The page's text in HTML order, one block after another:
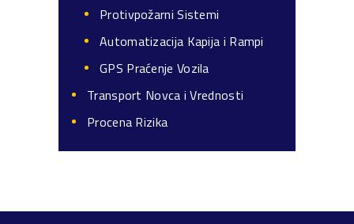
Protivpožarni Sistemi
Automatizacija Kapija i Rampi
GPS Praćenje Vozila
Transport Novca i Vrednosti
Procena Rizika